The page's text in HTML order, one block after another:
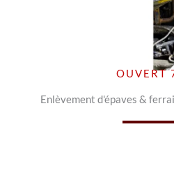
OUVERT
Enlèvement d'épaves &